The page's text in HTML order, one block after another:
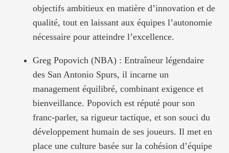
objectifs ambitieux en matière d’innovation et de
qualité, tout en laissant aux équipes l’autonomie
nécessaire pour atteindre l’excellence.
Greg Popovich (NBA) : Entraîneur légendaire
des San Antonio Spurs, il incarne un
management équilibré, combinant exigence et
bienveillance. Popovich est réputé pour son
franc-parler, sa rigueur tactique, et son souci du
développement humain de ses joueurs. Il met en
place une culture basée sur la cohésion d’équipe